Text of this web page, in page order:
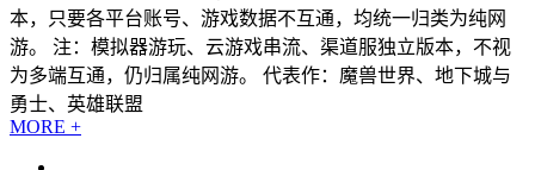
本，只要各平台账号、游戏数据不互通，均统一归类为纯网
游。 注：模拟器游玩、云游戏串流、渠道服独立版本，不视
为多端互通，仍归属纯网游。 代表作：魔兽世界、地下城与
勇士、英雄联盟
MORE +